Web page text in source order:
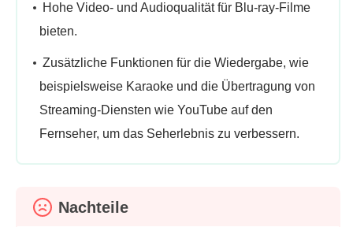
Hohe Video- und Audioqualität für Blu-ray-Filme
bieten.
Zusätzliche Funktionen für die Wiedergabe, wie
beispielsweise Karaoke und die Übertragung von
Streaming-Diensten wie YouTube auf den
Fernseher, um das Seherlebnis zu verbessern.
Nachteile